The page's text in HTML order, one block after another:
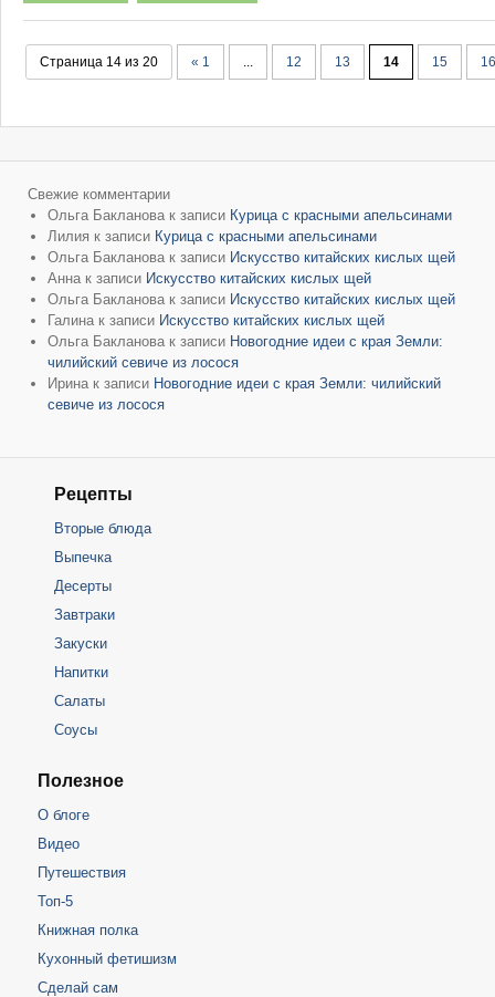
Страница 14 из 20 « 1 ... 12 13 14 15 16
Свежие комментарии
Ольга Бакланова к записи Курица с красными апельсинами
Лилия к записи Курица с красными апельсинами
Ольга Бакланова к записи Искусство китайских кислых щей
Анна к записи Искусство китайских кислых щей
Ольга Бакланова к записи Искусство китайских кислых щей
Галина к записи Искусство китайских кислых щей
Ольга Бакланова к записи Новогодние идеи с края Земли:
чилийский севиче из лосося
Ирина к записи Новогодние идеи с края Земли: чилийский
севиче из лосося
Рецепты
Вторые блюда
Выпечка
Десерты
Завтраки
Закуски
Напитки
Салаты
Соусы
Полезное
О блоге
Видео
Путешествия
Топ-5
Книжная полка
Кухонный фетишизм
Сделай сам